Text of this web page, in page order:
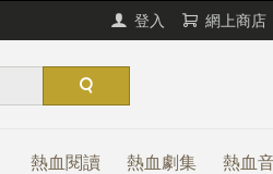
登入 網上商店
熱血閱讀 熱血劇集 熱血